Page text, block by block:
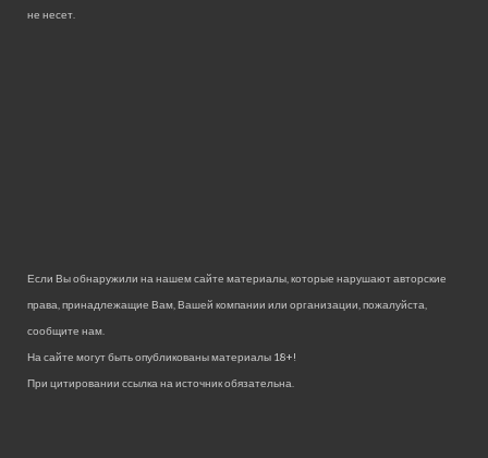
не несет.
Если Вы обнаружили на нашем сайте материалы, которые нарушают авторские
права, принадлежащие Вам, Вашей компании или организации, пожалуйста,
сообщите нам.
На сайте могут быть опубликованы материалы 18+!
При цитировании ссылка на источник обязательна.